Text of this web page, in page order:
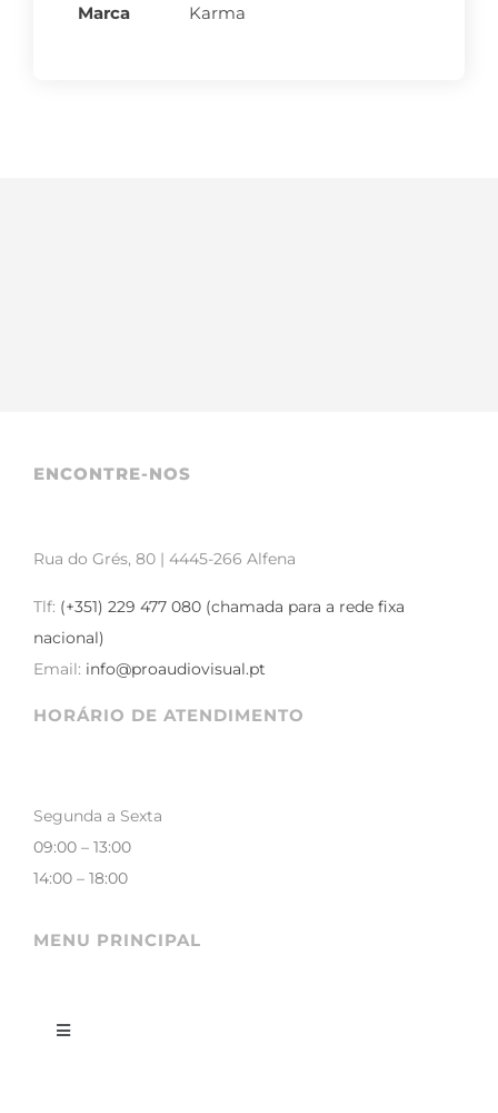
Marca Karma
ENCONTRE-NOS
Rua do Grés, 80 | 4445-266 Alfena
Tlf: (+351) 229 477 080 (chamada para a rede fixa
nacional)
Email: info@proaudiovisual.pt
HORÁRIO DE ATENDIMENTO
Segunda a Sexta
09:00 – 13:00
14:00 – 18:00
MENU PRINCIPAL
Toggle